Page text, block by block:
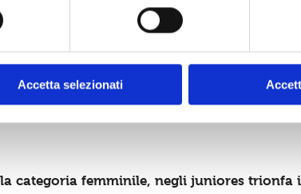
Accetta selezionati
Coppa Risi’atori
Risi’atori (35'54''88)! Medaglia d’argento per un
categoria femminile, negli juniores trionfa